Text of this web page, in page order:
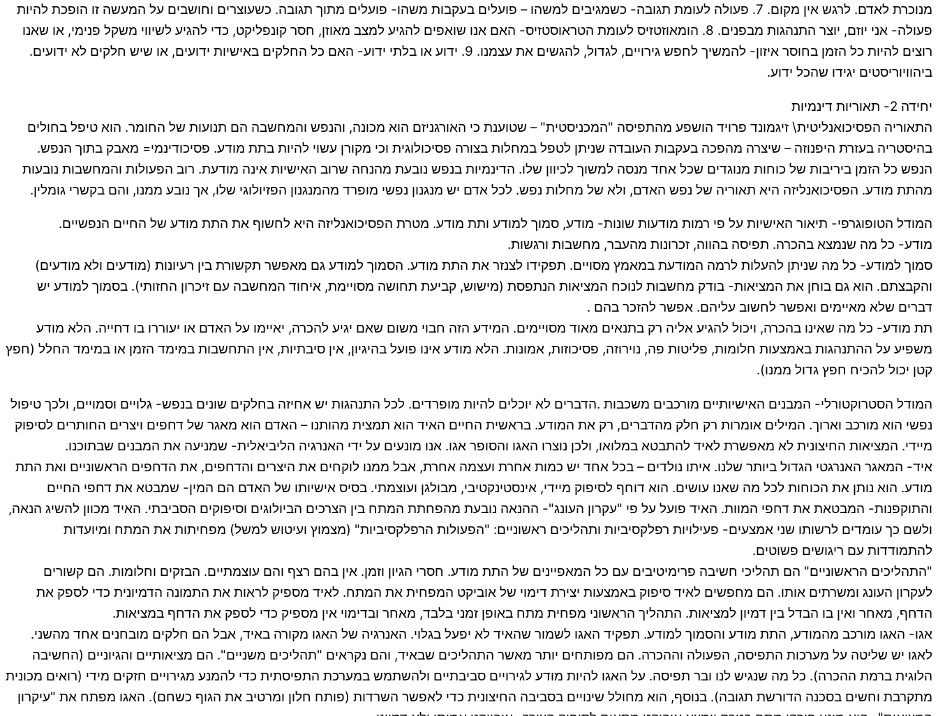
מנוכרת לאדם. לרגש אין מקום. 7. פעולה לעומת תגובה- כשמגיבים למשהו – פועלים בעקבות משהו- פועלים מתוך תגובה. כשעוצרים וחושבים על המעשה זו הופכת להיות
פעולה- אני יוזם, יוצר התנהגות מבפנים. 8. הומאוזטזיס לעומת הטראוסטזיס- האם אנו שואפים להגיע למצב מאוזן, חסר קונפליקט, כדי להגיע לשיווי משקל פנימי, או שאנו
רוצים להיות כל הזמן בחוסר איזון- להמשיך לחפש גירויים, לגדול, להגשים את עצמנו. 9. ידוע או בלתי ידוע- האם כל החלקים באישיות ידועים, או שיש חלקים לא ידועים.
ביהוויוריסטים יגידו שהכל ידוע.
יחידה 2- תאוריות דינמיות
התאוריה הפסיכואנליטית\ זיגמונד פרויד הושפע מהתפיסה "המכניסטית" – שטוענת כי האורגניזם הוא מכונה, והנפש והמחשבה הם תנועות של החומר. הוא טיפל בחולים
בהיסטריה בעזרת היפנוזה – שיצרה מהפכה בעקבות העובדה שניתן לטפל במחלות בצורה פסיכולוגית וכי מקורן עשוי להיות בתת מודע. פסיכודינמי= מאבק בתוך הנפש.
הנפש כל הזמן ביריבות של כוחות מנוגדים שכל אחד מנסה למשוך לכיוון שלו. הדינמיות בנפש נובעת מהנחה שרוב האישיות אינה מודעת. רוב הפעולות והמחשבות נובעות
מהתת מודע. הפסיכואנליזה היא תאוריה של נפש האדם, ולא של מחלות נפש. לכל אדם יש מנגנון נפשי מופרד מהמנגנון הפזיולוגי שלו, אך נובע ממנו, והם בקשרי גומלין.
המודל הטופוגרפי- תיאור האישיות על פי רמות מודעות שונות- מודע, סמוך למודע ותת מודע. מטרת הפסיכואנליזה היא לחשוף את התת מודע של החיים הנפשיים.
מודע- כל מה שנמצא בהכרה. תפיסה בהווה, זכרונות מהעבר, מחשבות ורגשות.
סמוך למודע- כל מה שניתן להעלות לרמה המודעת במאמץ מסויים. תפקידו לצנזר את התת מודע. הסמוך למודע גם מאפשר תקשורת בין רעיונות (מודעים ולא מודעים)
והקבצתם. הוא גם בוחן את המציאות- בודק מחשבות לנוכח המציאות הנתפסת (מישוש, קביעת תחושה מסויימת, איחוד המחשבה עם זיכרון החזותי). בסמוך למודע יש
דברים שלא מאיימים ואפשר לחשוב עליהם. אפשר להזכר בהם .
תת מודע- כל מה שאינו בהכרה, ויכול להגיע אליה רק בתנאים מאוד מסויימים. המידע הזה חבוי משום שאם יגיע להכרה, יאיימו על האדם או יעוררו בו דחייה. הלא מודע
משפיע על ההתנהגות באמצעות חלומות, פליטות פה, נוירוזה, פסיכוזות, אמונות. הלא מודע אינו פועל בהיגיון, אין סיבתיות, אין התחשבות במימד הזמן או במימד החלל (חפץ
קטן יכול להכיח חפץ גדול ממנו).
המודל הסטרוקטורלי- המבנים האישיותיים מורכבים משכבות .הדברים לא יוכלים להיות מופרדים. לכל התנהגות יש אחיזה בחלקים שונים בנפש- גלויים וסמויים, ולכך טיפול
נפשי הוא מורכב וארוך. המילים אומרות רק חלק מהדברים, רק את המודע. בראשית החיים האיד הוא תמצית מהותנו – האדם הוא מאגר של דחפים ויצרים החותרים לסיפוק
מיידי. המציאות החיצונית לא מאפשרת לאיד להתבטא במלואו, ולכן נוצרו האגו והסופר אגו. אנו מונעים על ידי האנרגיה הליביאלית- שמניעה את המבנים שבתוכנו.
איד- המאגר האנרגטי הגדול ביותר שלנו. איתו נולדים – בכל אחד יש כמות אחרת ועצמה אחרת, אבל ממנו לוקחים את היצרים והדחפים, את הדחפים הראשוניים ואת התת
מודע. הוא נותן את הכוחות לכל מה שאנו עושים. הוא דוחף לסיפוק מיידי, אינסטינקטיבי, מבולגן ועוצמתי. בסיס אישיותו של האדם הם המין- שמבטא את דחפי החיים
והתוקפנות- המבטאת את דחפי המוות. האיד פועל על פי "עקרון העונג"- ההנאה נובעת מהפחתת המתח בין הצרכים הביולוגים וסיפוקים הסביבתי. האיד מכוון להשיג הנאה,
ולשם כך עומדים לרשותו שני אמצעים- פעילויות רפלקסיביות ותהליכים ראשוניים: "הפעולות הרפלקסיביות" (מצמוץ ועיטוש למשל) מפחיתות את המתח ומיועדות
להתמודדות עם ריגושים פשוטים.
"התהליכים הראשוניים" הם תהליכי חשיבה פרימיטיבים עם כל המאפיינים של התת מודע. חסרי הגיון וזמן. אין בהם רצף והם עוצמתיים. הבזקים וחלומות. הם קשורים
לעקרון העונג ומשרתים אותו. הם מחפשים לאיד סיפוק באמצעות יצירת דימוי של אוביקט המפחית את המתח. לאיד מספיק לראות את התמונה הדמיונית כדי לספק את
הדחף, מאחר ואין בו הבדל בין דמיון למציאות. התהליך הראשוני מפחית מתח באופן זמני בלבד, מאחר ובדימוי אין מספיק כדי לספק את הדחף במציאות.
אגו- האגו מורכב מהמודע, התת מודע והסמוך למודע. תפקיד האגו לשמור שהאיד לא יפעל בגלוי. האנרגיה של האגו מקורה באיד, אבל הם חלקים מובחנים אחד מהשני.
לאגו יש שליטה על מערכות התפיסה, הפעולה וההכרה. הם מפותחים יותר מאשר התהליכים שבאיד, והם נקראים "תהליכים משניים". הם מציאותיים והגיוניים (החשיבה
הלוגית ברמת ההכרה). כל מה שנגיש לנו ובר תפיסה. על האגו להיות מודע לגירויים סביבתיים ולהשתמש במערכת התפיסתית כדי להמנע מגירויים חזקים מידי (רואים מכונית
מתקרבת וחשים בסכנה הדורשת תגובה). בנוסף, הוא מחולל שינויים בסביבה החיצונית כדי לאפשר השרדות (פותח חלון ומרטיב את הגוף כשחם). האגו מפתח את "עיקרון